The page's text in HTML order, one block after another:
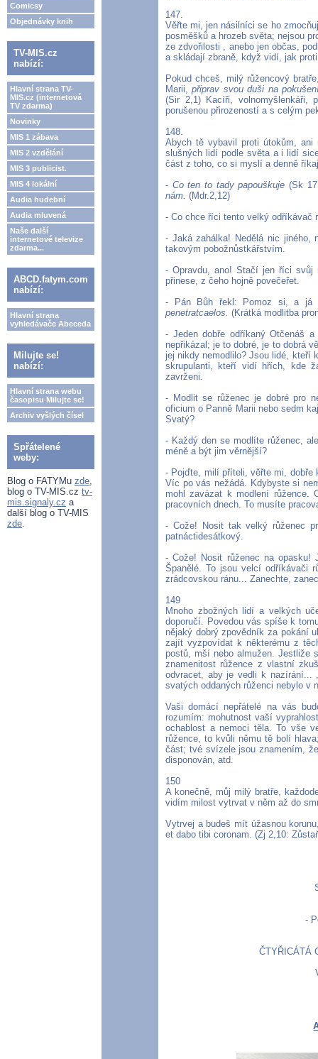
Comicsy
Objednávky knih
TV-MIS.cz
nabízí:
Hlavní strana TV-
MIS.cz (internetová
TV zdarma)
Novinky
MIS 1 zábava
MIS 2 vzdělání
MIS 3 publicist.
MIS 4 lokální
Audia hudební
Audia mluvená
Naše další
internetové televize
zdarma...
ABCD.fatym.com
nabízí:
Hlavní strana
vyhledávače Abeceda
Milujte se!
nabízí:
Hlavní strana webu
časopisu Milujte se!
Archiv vyšlých čísel
Spřátelené
weby:
Blog o FATYMu zde,
blog o TV-MIS.cz tv-
mis.signaly.cz a
další blog o TV-MIS
zde.
147.
Věřte mi, jen násilníci se ho
posměšků a hrozeb světa; nejsou
ze zdvořilosti , anebo jen občas,
a skládají zbraně, když vidí, jak
Pokud chceš, milý růžencový
Marii,připrav svou duši na
(Sir 2,1) Kacíři,
porušenou přirozeností a s celým
148.
Abych tě vybavil proti útokům, ani
slušných lidí podle světa a i lidí
část z toho, co si myslí a denně
- Co ten to tady papouškuje (Sk
nám. (Mdr.2,12)
- Co chce říci tento velký odříkávač
- Jaká zahálka! Nedělá nic jiného,
takovým pobožnůstkářstvím.
- Opravdu, ano! Stačí jen říci svůj
přinese, z čeho hojně povečeřet.
- Pán Bůh řekl: Pomoz si, a já
penetratcaelos. (Krátká modlitba
- Jeden dobře odříkaný Otčenáš
nepřikázal; je to dobré, je to dobrá
jej nikdy nemodlilo? Jsou lidé, kteří
skrupulanti, kteří vidí hřích, kde
zavrženi.
- Modlit se růženec je dobré pro
oficium o Panně Marii nebo sedm
Svatý?
- Každý den se modlíte růženec,
méně a být jim věrnější?
- Pojďte, milí příteli, věřte mi, dobře
Víc po vás nežádá. Kdybyste si
mohl zavázat k modlení
pracovních dnech. To musíte
- Cože! Nosit tak velký růženec
patnáctidesátkový.
- Cože! Nosit růženec na
Španělé. To jsou velcí odříkávači
zrádcovskou ránu... Zanechte,
149
Mnoho zbožných lidí a velkých
doporučí. Povedou vás spíše k
nějaký dobrý zpovědník za pokání
zajít vyzpovídat k některému z
postů, mší nebo almužen. Jestliže
znamenitost růžence z vlastní
odvracet, aby je vedli k nazírání...
svatých oddaných růženci nebylo v
Vaši domácí nepřátelé na vás
rozumím: mohutnost vaší
ochablost a nemoci těla. To vše
růžence, to kvůli němu tě bolí
část; tvé svízele jsou znamením,
disponován, atd.
150
A konečně, můj milý bratře,
vidím milost vytrvat v něm až do
Vytrvej a budeš mít úžasnou
et dabo tibi coronam. (Zj 2,10:
-
ČTYŘICÁTÁ